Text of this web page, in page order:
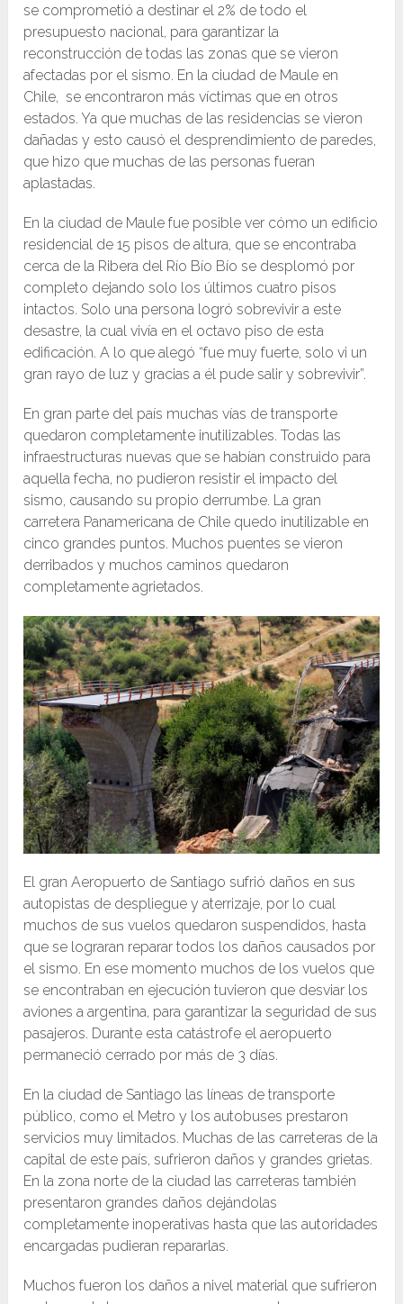
se comprometió a destinar el 2% de todo el
presupuesto nacional, para garantizar la
reconstrucción de todas las zonas que se vieron
afectadas por el sismo. En la ciudad de Maule en
Chile, se encontraron más víctimas que en otros
estados. Ya que muchas de las residencias se vieron
dañadas y esto causó el desprendimiento de paredes,
que hizo que muchas de las personas fueran
aplastadas.
En la ciudad de Maule fue posible ver cómo un edificio
residencial de 15 pisos de altura, que se encontraba
cerca de la Ribera del Río Bío Bío se desplomó por
completo dejando solo los últimos cuatro pisos
intactos. Solo una persona logró sobrevivir a este
desastre, la cual vivía en el octavo piso de esta
edificación. A lo que alegó “fue muy fuerte, solo vi un
gran rayo de luz y gracias a él pude salir y sobrevivir”.
En gran parte del país muchas vías de transporte
quedaron completamente inutilizables. Todas las
infraestructuras nuevas que se habían construido para
aquella fecha, no pudieron resistir el impacto del
sismo, causando su propio derrumbe. La gran
carretera Panamericana de Chile quedo inutilizable en
cinco grandes puntos. Muchos puentes se vieron
derribados y muchos caminos quedaron
completamente agrietados.
El gran Aeropuerto de Santiago sufrió daños en sus
autopistas de despliegue y aterrizaje, por lo cual
muchos de sus vuelos quedaron suspendidos, hasta
que se lograran reparar todos los daños causados por
el sismo. En ese momento muchos de los vuelos que
se encontraban en ejecución tuvieron que desviar los
aviones a argentina, para garantizar la seguridad de sus
pasajeros. Durante esta catástrofe el aeropuerto
permaneció cerrado por más de 3 días.
En la ciudad de Santiago las líneas de transporte
público, como el Metro y los autobuses prestaron
servicios muy limitados. Muchas de las carreteras de la
capital de este país, sufrieron daños y grandes grietas.
En la zona norte de la ciudad las carreteras también
presentaron grandes daños dejándolas
completamente inoperativas hasta que las autoridades
encargadas pudieran repararlas.
Muchos fueron los daños a nivel material que sufrieron